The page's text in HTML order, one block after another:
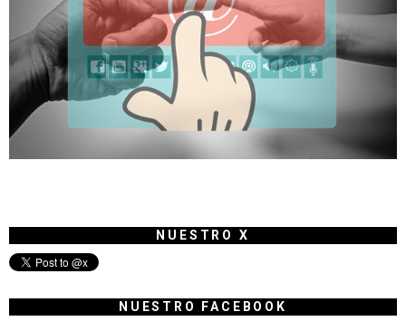
NUESTRO X
NUESTRO FACEBOOK